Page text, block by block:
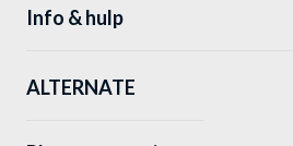
Info & hulp
ALTERNATE